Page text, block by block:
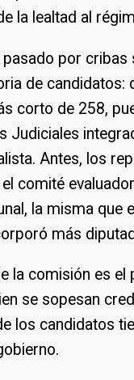
la lealtad al
por
de
corto de 258,
Judiciales
Antes, los
comité
la misma
más
la comisión es
se sopesan
los candidatos